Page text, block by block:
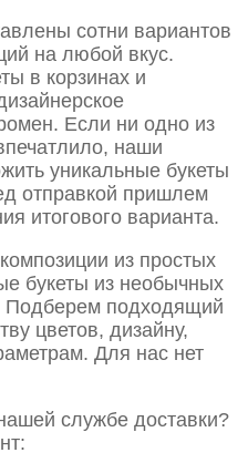
сотни вариантов
на любой вкус.
в корзинах и
Если ни одно из
наши
уникальные букеты
отправкой пришлем
итогового варианта.
из простых
букеты из необычных
Подберем подходящий
цветов, дизайну,
Для нас нет
службе доставки?